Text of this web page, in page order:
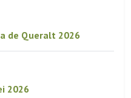
de Queralt 2026
2026